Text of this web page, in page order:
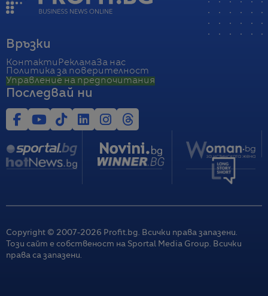
Връзки
Контакти РекламаЗа нас
Политика за поверителност
Управление на предпочитания
Последвай ни
Copyright © 2007-2026 Profit.bg. Всички права запазени.
Този сайт е собственост на Sportal Media Group. Всички
права са запазени.